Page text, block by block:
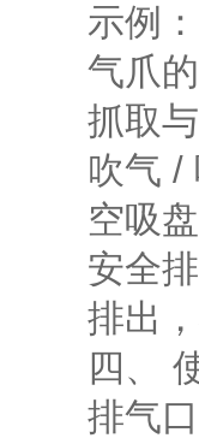
示例
气爪
抓取
吹气 /
空吸
安全
排出
四、
排气